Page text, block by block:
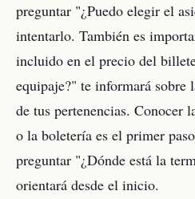
preguntar "¿Puedo elegir el
intentarlo. También es
incluido en el precio del
equipaje?" te informará sobre
de tus pertenencias. Conocer
o la boletería es el primer
preguntar "¿Dónde está la
orientará desde el inicio.